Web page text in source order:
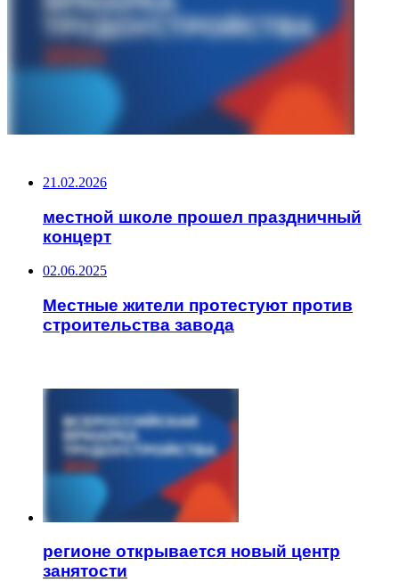
21.02.2026
местной школе прошел праздничный
концерт
02.06.2025
Местные жители протестуют против
строительства завода
регионе открывается новый центр
занятости